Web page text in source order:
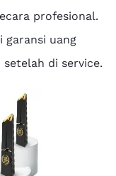
profesional.
garansi uang
di service.